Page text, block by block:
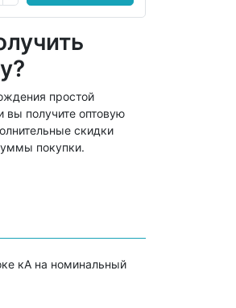
простой
вы получите оптовую
скидки
покупки.
кА на номинальный